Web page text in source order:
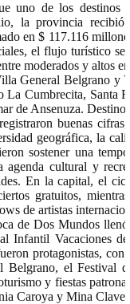
uno de los destinos
la provincia recibió
en $ 117.116
el flujo turístico
moderados y altos
General Belgrano y
La Cumbrecita, Santa
de Ansenuza.
buenas
geográfica, la
sostener una
agenda cultural y
En la capital, el
gratuitos,
de artistas
de Dos Mundos
Infantil Vacaciones
protagonistas,
Belgrano, el Festival
y fiestas
Caroya y Mina